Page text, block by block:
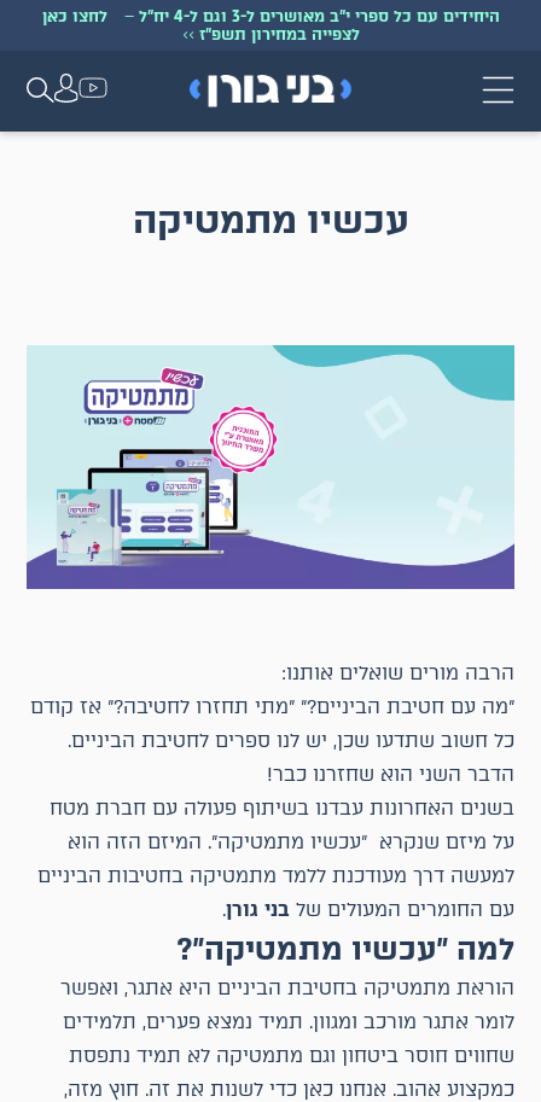
היחידים עם כל ספרי י״ב מאושרים ל-3 וגם ל-4 יח״ל –
לחצו כאן
לצפייה במחירון תשפ״ז >>
עכשיו מתמטיקה
הרבה מורים שואלים אותנו:
"מה עם חטיבת הביניים?" "מתי תחזרו לחטיבה?" אז קודם
כל חשוב שתדעו שכן, יש לנו ספרים לחטיבת הביניים.
הדבר השני הוא שחזרנו כבר!
בשנים האחרונות עבדנו בשיתוף פעולה עם חברת מטח
על מיזם שנקרא "עכשיו מתמטיקה". המיזם הזה הוא
למעשה דרך מעודכנת ללמד מתמטיקה בחטיבות הביניים
עם החומרים המעולים של בני גורן.
למה "עכשיו מתמטיקה"?
הוראת מתמטיקה בחטיבת הביניים היא אתגר, ואפשר
לומר אתגר מורכב ומגוון. תמיד נמצא פערים, תלמידים
שחווים חוסר ביטחון וגם מתמטיקה לא תמיד נתפסת
כמקצוע אהוב. אנחנו כאן כדי לשנות את זה. חוץ מזה,